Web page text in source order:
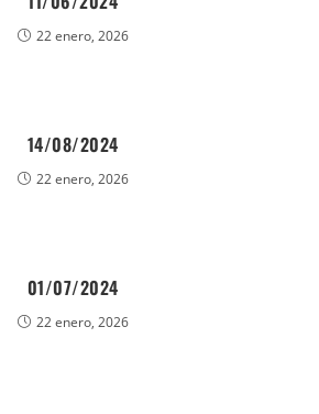
22 enero, 2026
14/08/2024
22 enero, 2026
01/07/2024
22 enero, 2026